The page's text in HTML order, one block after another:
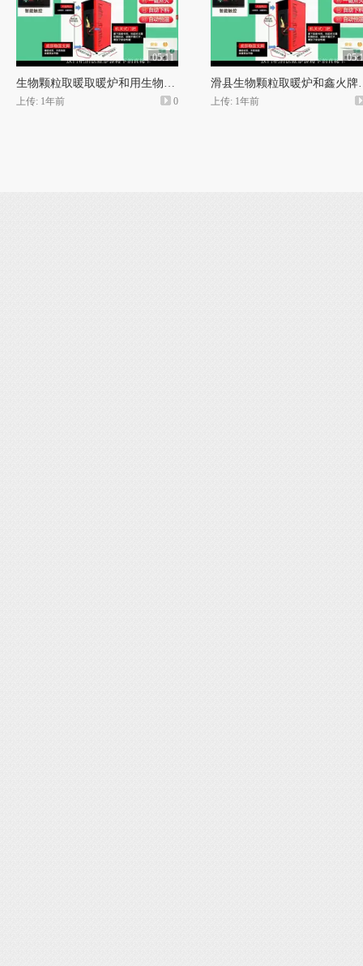
05:11
生物颗粒取暖取暖炉和用生物质颗粒燃料暖炉
上传: 1年前 0
滑县生物颗
上传: 1年前